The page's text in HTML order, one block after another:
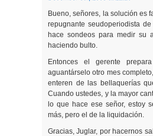
Bueno, señores, la solución es
repugnante seudoperiodista
hace sondeos para medir su
haciendo bulto.
Entonces el gerente
aguantárselo otro mes
enteren de las bellaquerías
Cuando ustedes, y la mayor
lo que hace ese señor, estoy
más, pero el de la liquidación.
Gracias, Juglar, por hacernos